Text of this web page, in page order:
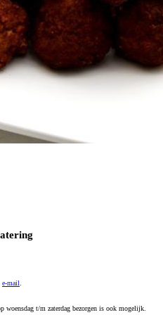
e-mail
woensdag t/m zaterdag bezorgen is ook mogelijk.